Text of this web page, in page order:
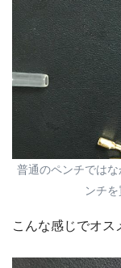
普通のペンチでは
ンチ
こんな感じでオス